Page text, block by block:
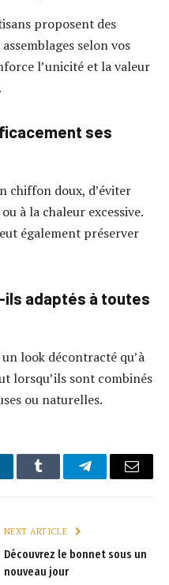
proposent des
selon vos
l’unicité et la valeur
ses
chiffon doux, d’éviter
à la chaleur excessive.
également préserver
adaptés à toutes
look décontracté qu’à
lorsqu’ils sont combinés
ou naturelles.
Tumblr TelegramEmail
NEXT ARTICLE
Découvrez le bonnet sous un
nouveau jour